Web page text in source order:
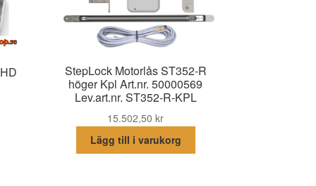
StepLock Motorlås ST352-R
höger Kpl Art.nr. 50000569
Lev.art.nr. ST352-R-KPL
15.502,50kr
Lägg till i varukorg